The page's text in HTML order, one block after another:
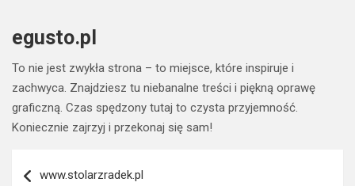
egusto.pl
To nie jest zwykła strona – to miejsce, które inspiruje i
zachwyca. Znajdziesz tu niebanalne treści i piękną oprawę
graficzną. Czas spędzony tutaj to czysta przyjemność.
Koniecznie zajrzyj i przekonaj się sam!
www.stolarzradek.pl